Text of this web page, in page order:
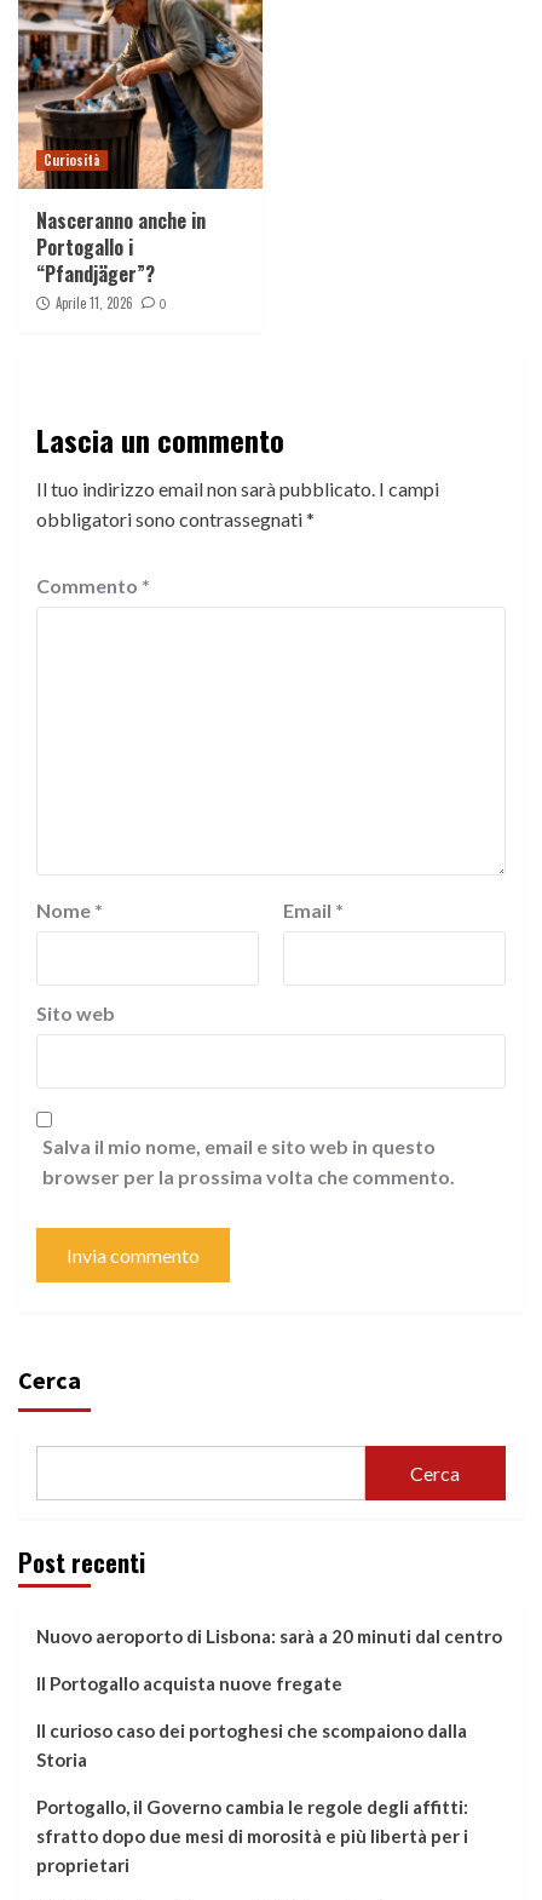
Curiosità
Nasceranno anche in
Portogallo i
“Pfandjäger”?
Aprile 11, 2026 0
Lascia un commento
Il tuo indirizzo email non sarà pubblicato. I campi
obbligatori sono contrassegnati*
Commento *
Nome * Email *
Sito web
Salva il mio nome, email e sito web in questo
browser per la prossima volta che commento.
Cerca
Cerca
Post recenti
Nuovo aeroporto di Lisbona: sarà a 20 minuti dal centro
Il Portogallo acquista nuove fregate
Il curioso caso dei portoghesi che scompaiono dalla
Storia
Portogallo, il Governo cambia le regole degli affitti:
sfratto dopo due mesi di morosità e più libertà per i
proprietari